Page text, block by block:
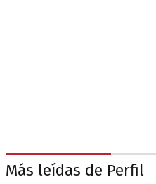
Más leídas de Perfil